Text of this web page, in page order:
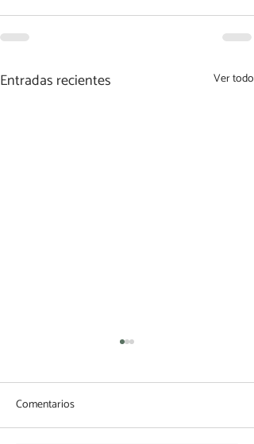
Entradas recientes Ver todo
Comentarios